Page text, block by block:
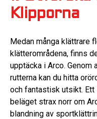
Klipporna
Medan många klättrare
klätterområdena, finns
upptäcka i Arco. Genom
rutterna kan du hitta
och fantastisk utsikt. Ett
beläget strax norr om
blandning av